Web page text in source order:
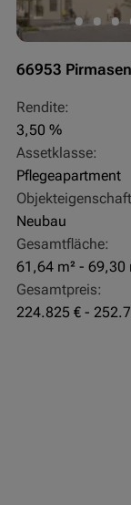
66953
Rendite:
3,50 %
Assetklasse:
Pflegeapartment
Neubau
Gesamtfläche:
61,64 m² - 69,30
Gesamtpreis:
224.825 € -